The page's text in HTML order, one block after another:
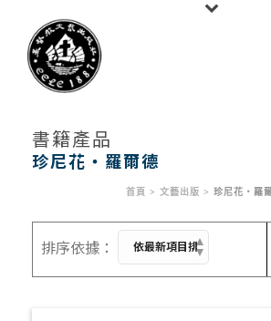
書籍產品
首頁 > 文藝出版 > 珍尼花‧羅
珍尼花‧羅爾德